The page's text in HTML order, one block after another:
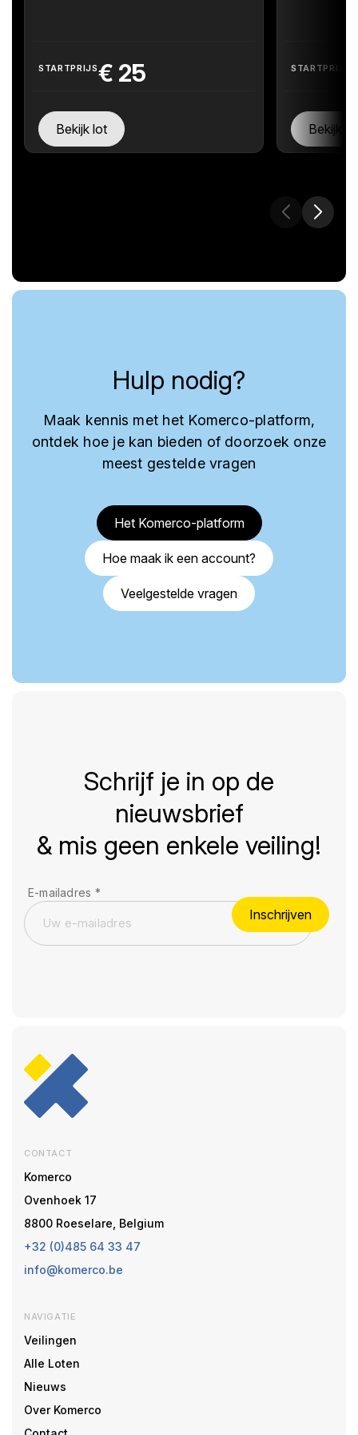
STARTPRIJS€ 25
Bekijk lot
STARTPRIJS
Bekijk
Hulp nodig?
Maak kennis met het Komerco-platform,
ontdek hoe je kan bieden of doorzoek onze
meest gestelde vragen
Het Komerco-platform
Hoe maak ik een account?
Veelgestelde vragen
Schrijf je in op de
nieuwsbrief
& mis geen enkele veiling!
E-mailadres *
Inschrijven
CONTACT
Komerco
Ovenhoek 17
8800 Roeselare, Belgium
+32 (0)485 64 33 47
info@komerco.be
NAVIGATIE
Veilingen
Alle Loten
Nieuws
Over Komerco